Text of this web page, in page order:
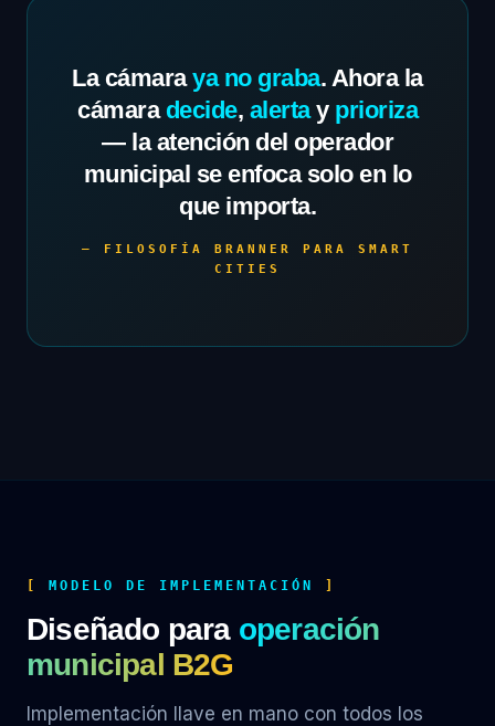
La cámaraya no graba. Ahora la
cámara decide, alertay prioriza
— la atención del operador
municipal se enfoca solo en lo
que importa.
— FILOSOFÍA BRANNER PARA SMART
CITIES
MODELO DE IMPLEMENTACIÓN
Diseñado para operación
municipal B2G
Implementación llave en mano con todos los